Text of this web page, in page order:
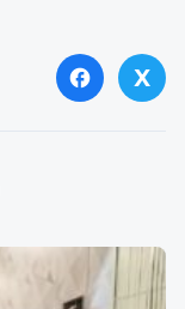
facebook X